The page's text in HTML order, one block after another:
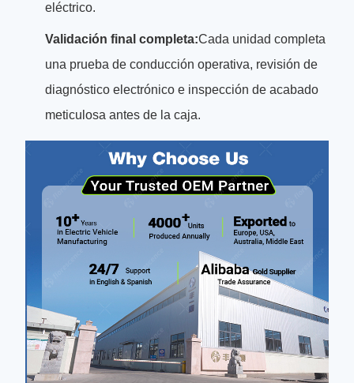
eléctrico.
Validación final completa:Cada unidad completa
una prueba de conducción operativa, revisión de
diagnóstico electrónico e inspección de acabado
meticulosa antes de la caja.